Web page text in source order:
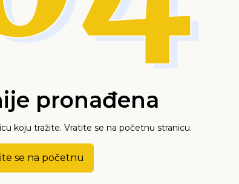
pronađena
koju tražite. Vratite se na početnu stranicu.
se na početnu